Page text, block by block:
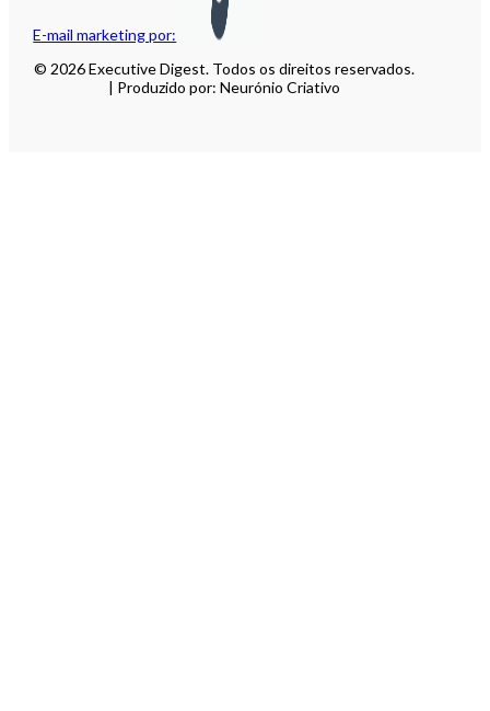
E-mail marketing por:
© 2026 Executive Digest. Todos os direitos reservados.
| Produzido por: Neurónio Criativo